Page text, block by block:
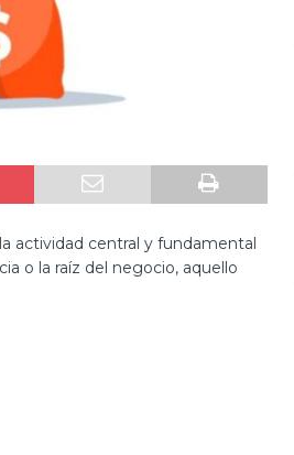
actividad central y fundamental
o la raíz del negocio, aquello